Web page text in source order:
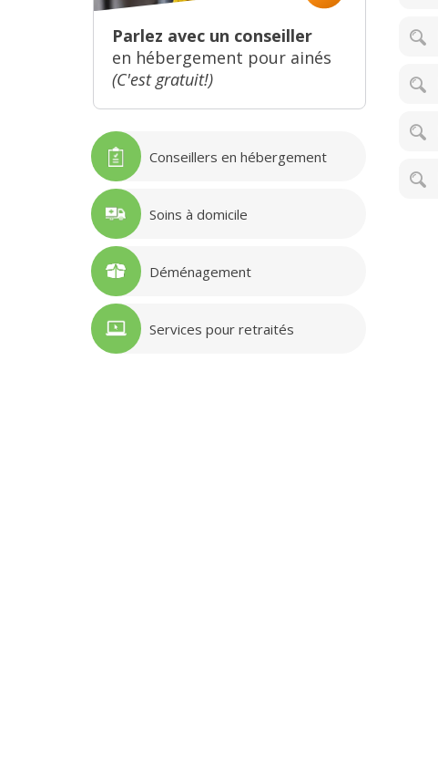
Parlez avec un conseiller
en hébergement pour ainés
(C'est gratuit!)
Conseillers en hébergement
Soins à domicile
Déménagement
Services pour retraités